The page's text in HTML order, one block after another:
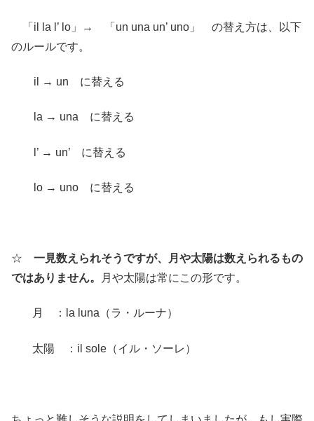
「il la l’ lo」→ 「un una un’ uno」 の替え方は、以下
のルールです。
il → un に替える
la → una に替える
l’ → un’ に替える
lo → uno に替える
☆ 一見数えられそうですが、月や太陽は数えられるもの
ではありません。
月や太陽は常にこの形です。
月 ：la luna（ラ・ルーナ）
太陽 ：il sole（イル・ソーレ）